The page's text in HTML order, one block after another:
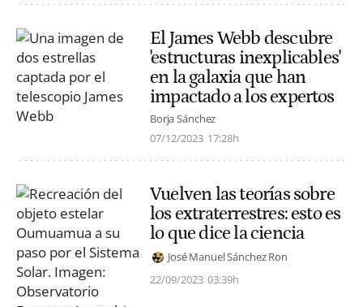
El James Webb descubre
'estructuras inexplicables'
en la galaxia que han
impactado a los expertos
Borja Sánchez
07/12/2023 17:28h
Vuelven las teorías sobre
los extraterrestres: esto es
lo que dice la ciencia
José Manuel Sánchez Ron
22/09/2023 03:39h